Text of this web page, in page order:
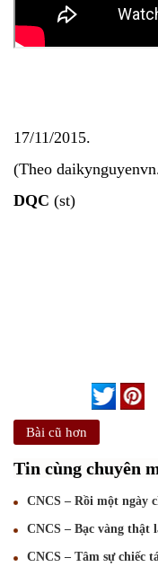
17/11/2015.
(Theo
DQC (st)
Bài cũ hơn
Tin cùng chuyên
CNCS – Rồi một ngày
CNCS – Bạc vàng thật
CNCS – Tâm sự chiếc